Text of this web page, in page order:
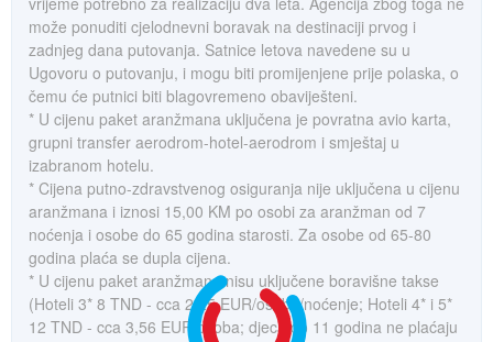
može ponuditi cjelodnevni boravak na destinaciji prvog i
zadnjeg dana putovanja. Satnice letova navedene su u
Ugovoru o putovanju, i mogu biti promijenjene prije polaska, o
čemu će putnici biti blagovremeno obaviješteni.
* U cijenu paket aranžmana uključena je povratna avio karta,
grupni transfer aerodrom-hotel-aerodrom i smještaj u
izabranom hotelu.
* Cijena putno-zdravstvenog osiguranja nije uključena u cijenu
aranžmana i iznosi 15,00 KM po osobi za aranžman od 7
noćenja i osobe do 65 godina starosti. Za osobe od 65-80
godina plaća se dupla cijena.
* U cijenu paket aranžmana nisu uključene boravišne takse
(Hoteli 3* 8 TND - cca 2,25 EUR/osoba/noćenje; Hoteli 4* i 5*
12 TND - cca 3,56 EUR/osoba; djeca do 11 godina ne plaćaju